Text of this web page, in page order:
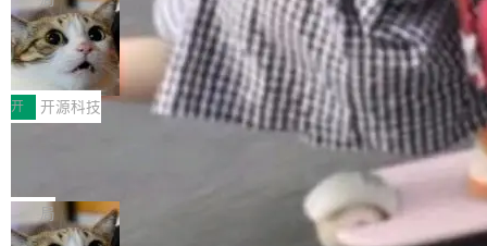
哪些组合有效，作者说，你得靠"文档、校验、或
者部落知识"。 换个写法。Rust 的 enum，两个
变体：Switchable...
有科技公司做的一样。只不过，实际上它不一
样。这是 Sandstorm.io 的重制版，我十年前的
那个创业公司。不同的是，这次它构建在 Cloudf
lare Workers 上——我花了九年时间搭建的平台
——并且深度集成了 AI。这基本上是我十年秘密
Workers 和 Durable Objects 的守护进程。 设
计思路很直接：每个对象是一个独立的 SQLite
数据库，按名称寻址，复制到你自己的 S3 兼容
存储库里。节点之间只通过这个存储库协调——
没有控制平面，没有共识协议。每个对象自带一
个小型数据库，应用天然按分片构建，单个数据
库的竞争和爆炸半径问题在设计层面就被消除
了。 闲置的 cell 会休眠到几乎不占资源。当 cel
l 迁移或唤醒时，新宿主从 S3 恢复 SQLite 数据
鲁大师7月新机性能/流畅/AI榜：vivo夺
性能、流畅双第一，三星Galaxy Z系列
新折叠缺席
2026年7月的手机市场，由于存储等硬件成本暴
增，手机厂商的日子也不好过啊，新机速度明显
放缓，因此硝烟味淡了许多。新机参数规格除开
高价的三星折叠（三星Galaxy Z Fold8 Ultra / Z
Fold8 / Z Flip8）外，其余要么是中低端机器，
例如iQOO Z11i、REDMI Note 17、REDMI No
te 17 Pro、OPPO K15，要么是vivo X300 E这
开 开源科技
Zed 编辑器团队发布了新项目——DeltaDB，一
个在 git commit 之间记录每一次编辑操作的版
本控制系统。目前处于 Early Access 阶段。 De
局